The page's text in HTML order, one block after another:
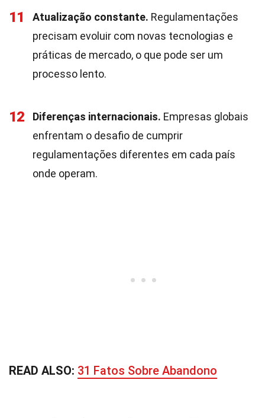
11 Atualização constante. Regulamentações
precisam evoluir com novas tecnologias e
práticas de mercado, o que pode ser um
processo lento.
12 Diferenças internacionais. Empresas globais
enfrentam o desafio de cumprir
regulamentações diferentes em cada país
onde operam.
READ ALSO: 31 Fatos Sobre Abandono